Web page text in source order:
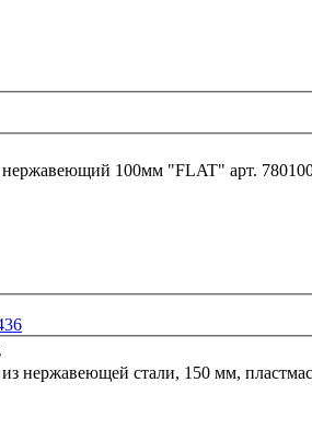
Шпатель фасадный нержавеющий 100мм "FLAT" арт.
нержавеющей стали, 150 мм,